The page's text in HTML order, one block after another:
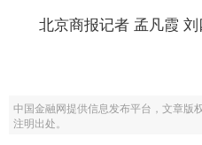
北京商报记者 孟凡霞 刘
中国金融网提供信息发布平台，文章版
注明出处。